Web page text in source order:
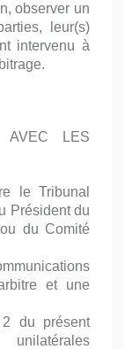
observer un
leur(s)
intervenu à
AVEC LES
le Tribunal
Président du
du Comité
et une
du présent